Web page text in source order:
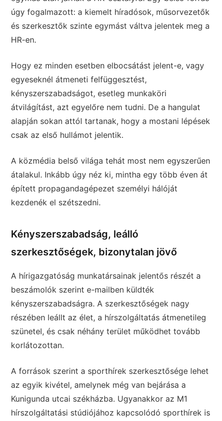
úgy fogalmazott: a kiemelt híradósok, műsorvezetők
és szerkesztők szinte egymást váltva jelentek meg a
HR-en.
Hogy ez minden esetben elbocsátást jelent-e, vagy
egyeseknél átmeneti felfüggesztést,
kényszerszabadságot, esetleg munkaköri
átvilágítást, azt egyelőre nem tudni. De a hangulat
alapján sokan attól tartanak, hogy a mostani lépések
csak az első hullámot jelentik.
A közmédia belső világa tehát most nem egyszerűen
átalakul. Inkább úgy néz ki, mintha egy több éven át
épített propagandagépezet személyi hálóját
kezdenék el szétszedni.
Kényszerszabadság, leálló
szerkesztőségek, bizonytalan jövő
A hírigazgatóság munkatársainak jelentős részét a
beszámolók szerint e-mailben küldték
kényszerszabadságra. A szerkesztőségek nagy
részében leállt az élet, a hírszolgáltatás átmenetileg
szünetel, és csak néhány terület működhet tovább
korlátozottan.
A források szerint a sporthírek szerkesztősége lehet
az egyik kivétel, amelynek még van bejárása a
Kunigunda utcai székházba. Ugyanakkor az M1
hírszolgáltatási stúdiójához kapcsolódó sporthírek is